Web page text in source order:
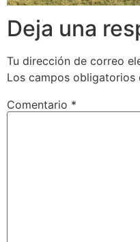
Deja una
Tu dirección de correo
Los campos obligatorios
Comentario *